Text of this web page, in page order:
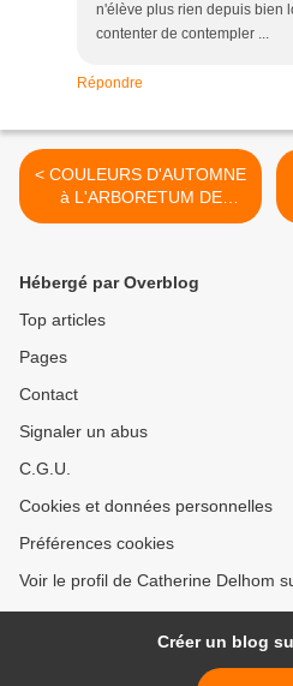
n'élève plus rien depuis bien
contenter de contempler ...
Répondre
< COULEURS D'AUTOMNE
à L'ARBORETUM DE
POULAINES - 36
Hébergé par Overblog
Top articles
Pages
Contact
Signaler un abus
C.G.U.
Cookies et données personnelles
Préférences cookies
Voir le profil de Catherine Delhom
Créer un blog